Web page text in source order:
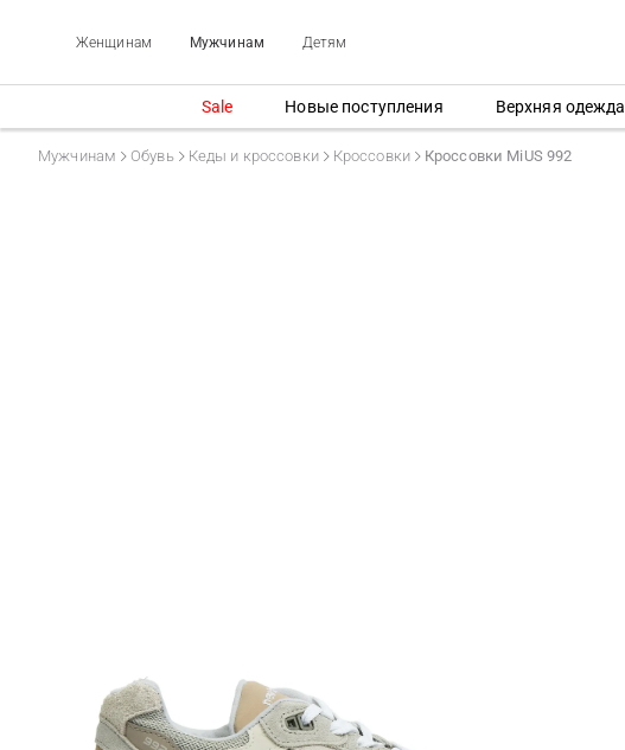
Женщинам Мужчинам Детям
Sale Новые поступления Верхняя одежда
Мужчинам Обувь Кеды и кроссовки Кроссовки Кроссовки MiUS 992